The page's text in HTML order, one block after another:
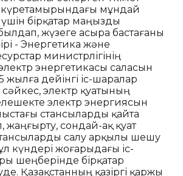
мұндай
бірқатар маңызды
жүзеге асыра бастағаны
- Энергетика және
министрлігінің
энергетикасы саласын
дейінгі іс-шаралар
электр қуатының
электр энергиясын
стансыларды қайта
жаңғырту, сондай-ақ қуат
салу арқылы шешу
күндері жоғарыдағы іс-
шеңберінде бірқатар
Қазақстанның қазіргі қаржы